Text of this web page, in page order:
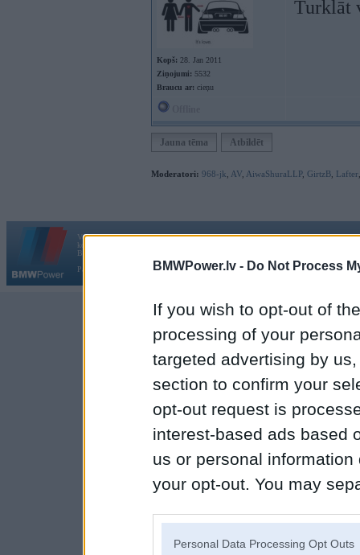
BMWPower.lv - Do Not Process
If you wish to opt-out of
processing of your
targeted advertising by
section to confirm your
opt-out request is
interest-based ads based
us or personal
your opt-out. You may
Personal Data Processing Opt Outs
Kopš: 28. Jan 2011
Ziņojumi: 5532
Braucu ar: cieņu
Turklāt
Jauna tēma Atbildēt
Moderatori: 968-jk AV AiwaShuraLLP, GirtzB Lafter
Vortāls BMWPower.lv darbojas
kopš 2002. gada 14. maija. Tas nav auto klubs un nav saistīts ar
BMW AG.
Par BMWPower
Kontakti|Reklāma